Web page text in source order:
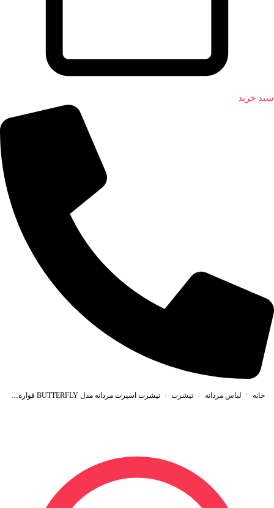
سبد خرید
خانه / لباس مردانه / تیشرت / تیشرت اسپرت مردانه مدل BUTTERFLY قواره BOX رنگ مشکی کد 48117